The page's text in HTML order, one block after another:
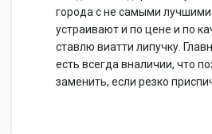
города с не самыми
устраивают и по цене и по
ставлю виатти липучку.
есть всегда вналичии, что
заменить, если резко